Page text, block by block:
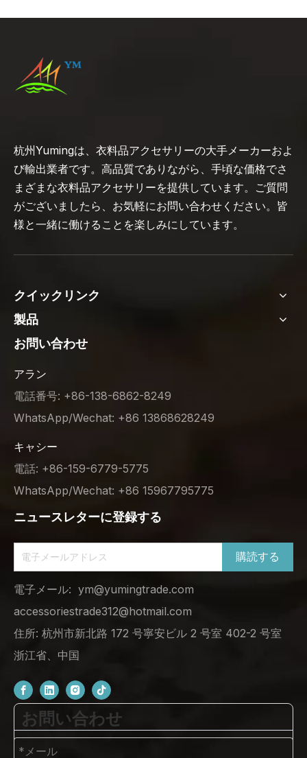
杭州Yumingは、衣料品アクセサリーの大手メーカーおよ
び輸出業者です。高品質でありながら、手頃な価格でさ
まざまな衣料品アクセサリーを提供しています。ご質問
がございましたら、お気軽にお問い合わせください。皆
様と一緒に働けることを楽しみにしています。
クイックリンク
製品
お問い合わせ
アラン
電話番号: +86-138-6862-8249
WhatsApp/Wechat: +86 13868628249
キャシー
電話: +86-159-6779-5775
WhatsApp/Wechat: +86 15967795775
ニュースレターに登録する
購読する
電子メール: ym@yumingtrade.com
accessoriestrade312@hotmail.com
住所: 杭州市新北路 172 号寧安ビル 2 号室 402-2 号室
浙江省、中国
お問い合わせ